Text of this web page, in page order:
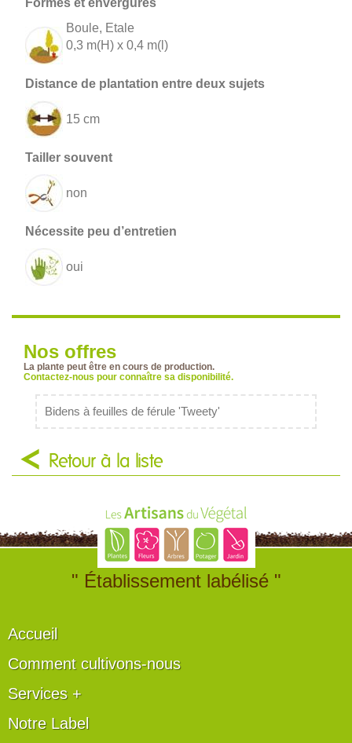
Boule, Etale
0,3 m(H) x 0,4 m(l)
15 cm
non
oui
Nos offres
La plante peut être en cours de production.
Contactez-nous pour connaître sa disponibilité.
Bidens à feuilles de férule 'Tweety'
Retour à la liste
" Établissement labélisé "
Accueil
Comment cultivons-nous
Services +
Notre Label